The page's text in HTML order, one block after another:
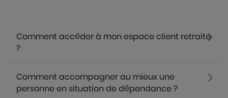
Comment accéder à mon espace client retraite
?
Comment accompagner au mieux une
personne en situation de dépendance ?